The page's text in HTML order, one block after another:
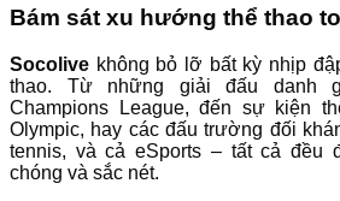
Bám sát xu hướng thể thao
Socolive không bỏ lỡ bất kỳ nhịp
thao. Từ những giải đấu danh
Champions League, đến sự kiện
Olympic, hay các đấu trường đối
tennis, và cả eSports – tất cả đều
chóng và sắc nét.